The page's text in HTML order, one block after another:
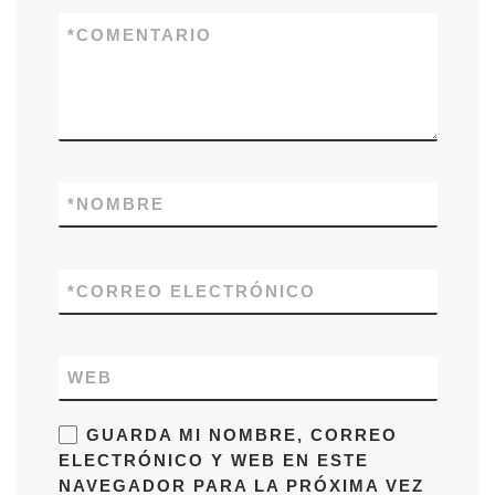
COMENTARIO
*
NOMBRE
*
CORREO ELECTRÓNICO
*
WEB
GUARDA MI NOMBRE, CORREO
ELECTRÓNICO Y WEB EN ESTE
NAVEGADOR PARA LA PRÓXIMA VEZ